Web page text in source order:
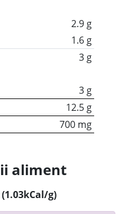
2.9 g
1.6 g
3 g
3 g
12.5 g
700 mg
aliment
g)